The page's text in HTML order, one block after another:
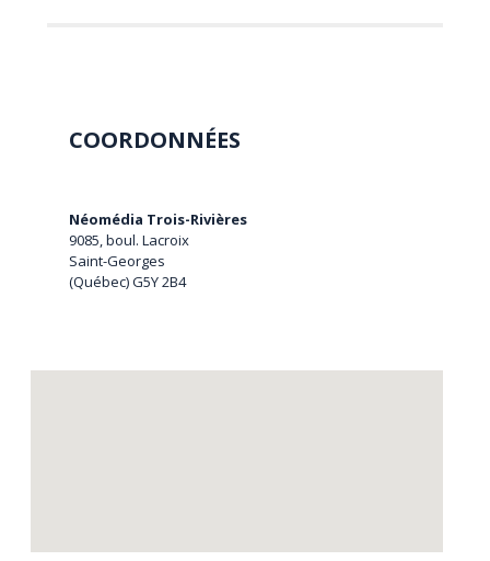
COORDONNÉES
Néomédia Trois-Rivières
9085, boul. Lacroix
Saint-Georges
(Québec) G5Y 2B4